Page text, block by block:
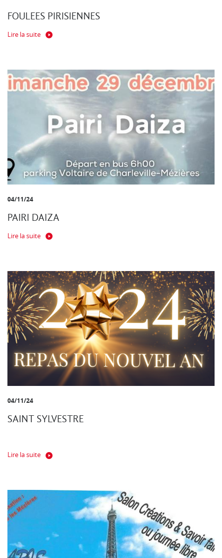
FOULEES PIRISIENNES
Lire la suite
04/11/24
PAIRI DAIZA
Lire la suite
04/11/24
SAINT SYLVESTRE
Lire la suite